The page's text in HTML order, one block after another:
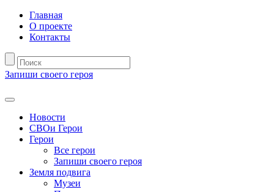
Главная
О проекте
Контакты
Запиши своего героя
Новости
СВОи Герои
Герои
Все герои
Запиши своего героя
Земля подвига
Музеи